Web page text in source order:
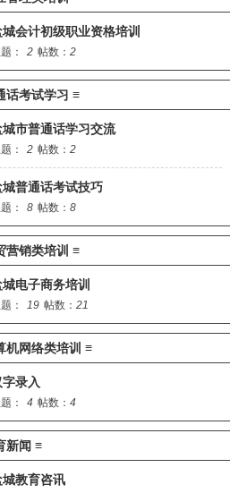
城会计初级职业资格培训
： 2 帖数： 2
话考试学习 ≡
城市普通话学习交流
： 2 帖数： 2
城普通话考试技巧
： 8 帖数： 8
营销类培训 ≡
城电子商务培训
： 19 帖数： 21
机网络类培训 ≡
字录入
： 4 帖数： 4
新闻 ≡
城教育咨讯